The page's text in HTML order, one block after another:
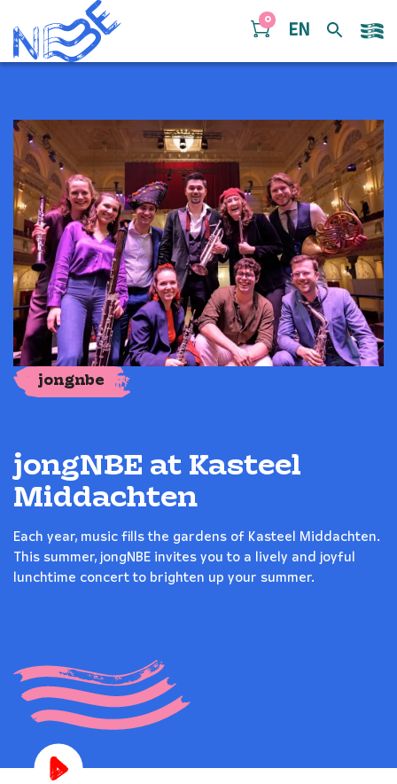
Doorgaan naar inhoud
0
EN
jongnbe
jongNBE at Kasteel
Middachten
Each year, music fills the gardens of Kasteel Middachten.
This summer, jongNBE invites you to a lively and joyful
lunchtime concert to brighten up your summer.